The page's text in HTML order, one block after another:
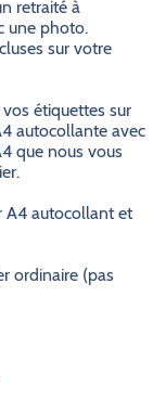
retraité à
une photo.
sur votre
étiquettes sur
autocollante avec
que nous vous
A4 autocollant et
ordinaire (pas